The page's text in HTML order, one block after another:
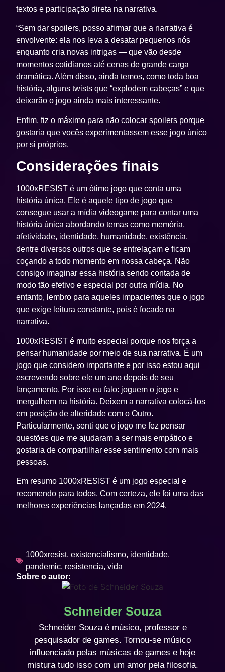
textos e participação direta na narrativa.
“Sem dar spoilers, posso afirmar que a narrativa é
envolvente: ela nos leva a desatar pequenos nós
enquanto cria novas intrigas — que vão desde
momentos cotidianos até cenas de grande carga
dramática. Além disso, ainda temos, como toda boa
história, alguns twists que “explodem cabeças” e que
deixarão o jogo ainda mais interessante.
Enfim, fiz o máximo para não colocar spoilers porque
gostaria que vocês experimentassem esse jogo único
por si próprios.
Considerações finais
1000xRESIST é um ótimo jogo que conta uma
história única. Ele é aquele tipo de jogo que
consegue usar a mídia videogame para contar uma
história única abordando temas como memória,
afetividade, identidade, humanidade, existência,
dentre diversos outros que se entrelaçam e ficam
coçando a todo momento em nossa cabeça. Não
consigo imaginar essa história sendo contada de
modo tão efetivo e especial por outra mídia. No
entanto, lembro para aqueles impacientes que o jogo
que exige leitura constante, pois é focado na
narrativa.
1000xRESIST é muito especial porque nos força a
pensar humanidade por meio de sua narrativa. É um
jogo que considero importante e por isso estou aqui
escrevendo sobre ele um ano depois de seu
lançamento. Por isso eu falo: joguem o jogo e
mergulhem na história. Deixem a narrativa colocá-los
em posição de alteridade com o Outro.
Particularmente, senti que o jogo me fez pensar
questões que me ajudaram a ser mais empático e
gostaria de compartilhar esse sentimento com mais
pessoas.
Em resumo 1000xRESIST é um jogo especial e
recomendo para todos. Com certeza, ele foi uma das
melhores experiências lançadas em 2024.
1000xresist,existencialismo, identidade,
pandemic, resistencia,vida
Sobre o autor:
Schneider Souza
Schneider Souza é músico, professor e
pesquisador de games. Tornou-se músico
influenciado pelas músicas de games e hoje
mistura tudo isso com um amor pela filosofia.